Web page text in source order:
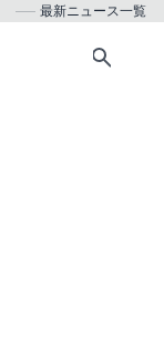
最新ニュース一覧